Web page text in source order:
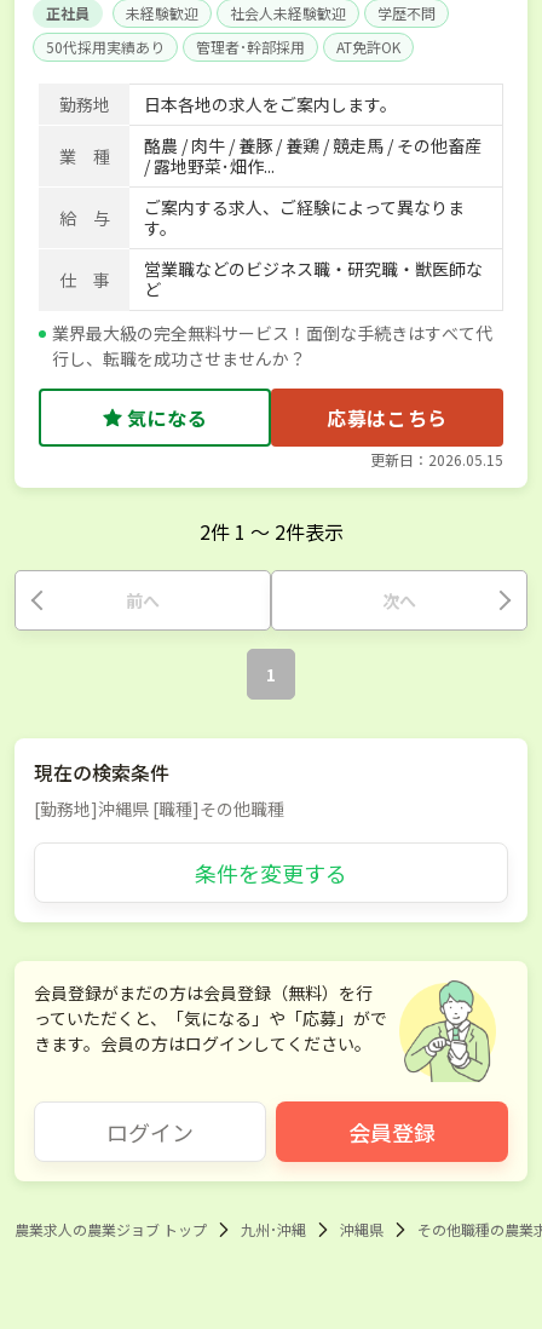
正社員 未経験歓迎 社会人未経験歓迎
学歴不問
50代採用実績あり
管理者･幹部採用
AT免許OK
家賃補助制度あり
食事補助あり
残業月20時間以内
賞与実績あり
年間休日100日以上
経験者優遇
独立支援可能
社会保険完備 単身寮あり
世帯寮あり
寮･社宅相談可
勤務地 日本各地の求人をご案内します。
業 種
酪農 / 肉牛 / 養豚 / 養鶏 / 競走馬 / その他畜産
/ 露地野菜･畑作...
給 与
ご案内する求人、ご経験によって異なりま
す。
仕 事
営業職などのビジネス職・研究職・獣医師な
ど
業界最大級の完全無料サービス！面倒な手続きはすべて代
行し、転職を成功させませんか？
気になる 応募はこちら
更新日：2026.05.15
2件 1 〜 2件表示
前へ 次へ
1
現在の検索条件
[勤務地]沖縄県 [職種]その他職種
条件を変更する
会員登録がまだの方は会員登録（無料）を行
っていただくと、「気になる」や「応募」がで
きます。会員の方はログインしてください。
ログイン 会員登録
農業求人の農業ジョブ トップ 九州･沖縄 沖縄県 その他職種の農業